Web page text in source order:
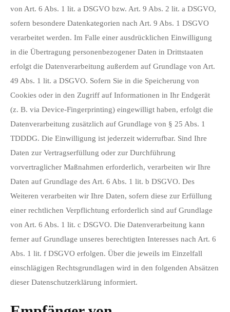
von Art. 6 Abs. 1 lit. a DSGVO bzw. Art. 9 Abs. 2 lit. a DSGVO,
sofern besondere Datenkategorien nach Art. 9 Abs. 1 DSGVO
verarbeitet werden. Im Falle einer ausdrücklichen Einwilligung
in die Übertragung personenbezogener Daten in Drittstaaten
erfolgt die Datenverarbeitung außerdem auf Grundlage von Art.
49 Abs. 1 lit. a DSGVO. Sofern Sie in die Speicherung von
Cookies oder in den Zugriff auf Informationen in Ihr Endgerät
(z. B. via Device-Fingerprinting) eingewilligt haben, erfolgt die
Datenverarbeitung zusätzlich auf Grundlage von § 25 Abs. 1
TDDDG. Die Einwilligung ist jederzeit widerrufbar. Sind Ihre
Daten zur Vertragserfüllung oder zur Durchführung
vorvertraglicher Maßnahmen erforderlich, verarbeiten wir Ihre
Daten auf Grundlage des Art. 6 Abs. 1 lit. b DSGVO. Des
Weiteren verarbeiten wir Ihre Daten, sofern diese zur Erfüllung
einer rechtlichen Verpflichtung erforderlich sind auf Grundlage
von Art. 6 Abs. 1 lit. c DSGVO. Die Datenverarbeitung kann
ferner auf Grundlage unseres berechtigten Interesses nach Art. 6
Abs. 1 lit. f DSGVO erfolgen. Über die jeweils im Einzelfall
einschlägigen Rechtsgrundlagen wird in den folgenden Absätzen
dieser Datenschutzerklärung informiert.